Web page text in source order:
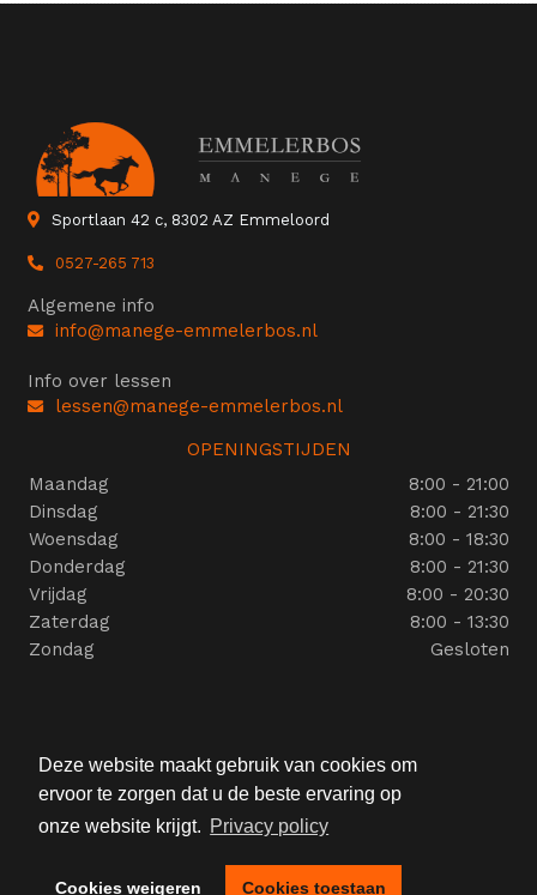
Deze website maakt gebruik van cookies om
ervoor te zorgen dat u de beste ervaring op
onze website krijgt. Privacy policy
Cookies weigeren Cookies toestaan
Sportlaan 42 c, 8302 AZ Emmeloord
0527-265 713
Algemene info
info@manege-emmelerbos.nl
Info over lessen
lessen@manege-emmelerbos.nl
OPENINGSTIJDEN
Maandag
8:00 - 21:00
Dinsdag
8:00 - 21:30
Woensdag
8:00 - 18:30
Donderdag
8:00 - 21:30
Vrijdag
8:00 - 20:30
Zaterdag
8:00 - 13:30
Zondag
Gesloten